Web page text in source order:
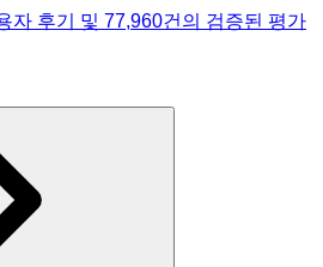
자 후기 및 77,960건의 검증된 평가